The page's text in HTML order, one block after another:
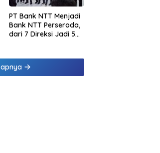
PT Bank NTT Menjadi
Bank NTT Perseroda,
dari 7 Direksi Jadi 5
Komisaris